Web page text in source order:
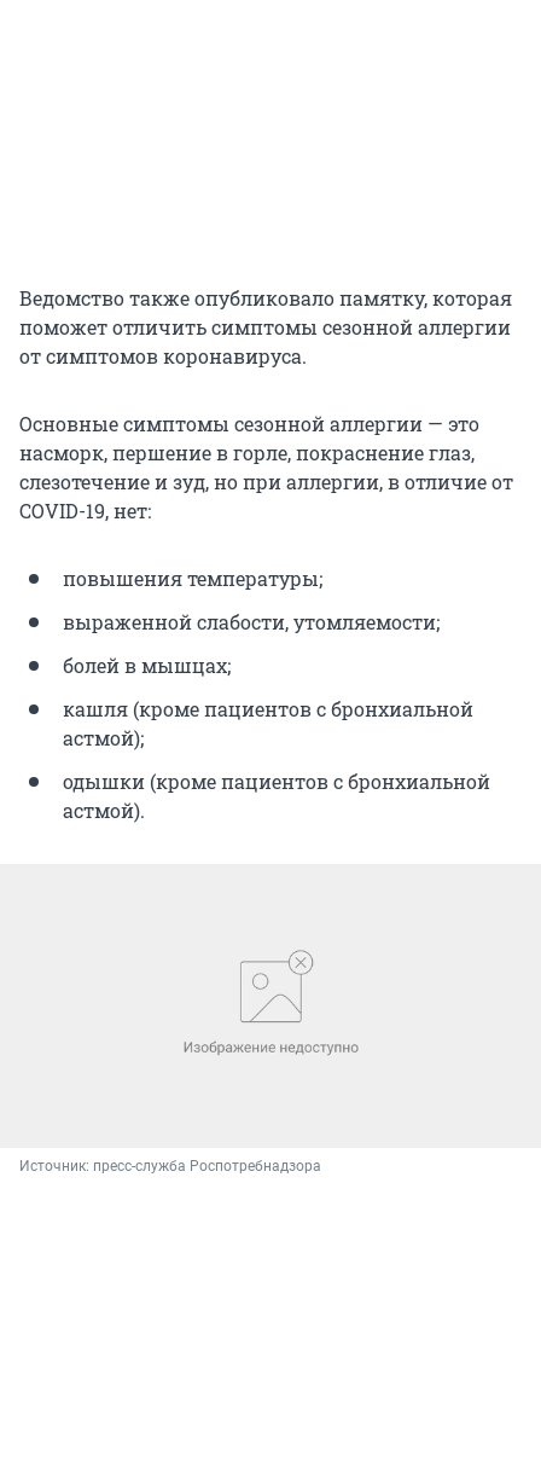
Ведомство также опубликовало памятку, которая
поможет отличить симптомы сезонной аллергии
от симптомов коронавируса.
Основные симптомы сезонной аллергии — это
насморк, першение в горле, покраснение глаз,
слезотечение и зуд, но при аллергии, в отличие от
COVID-19, нет:
повышения температуры;
выраженной слабости, утомляемости;
болей в мышцах;
кашля (кроме пациентов с бронхиальной
астмой);
одышки (кроме пациентов с бронхиальной
астмой).
Источник: пресс-служба Роспотребнадзора